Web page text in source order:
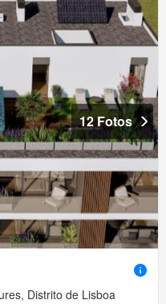
12 Fotos
Distrito de Lisboa